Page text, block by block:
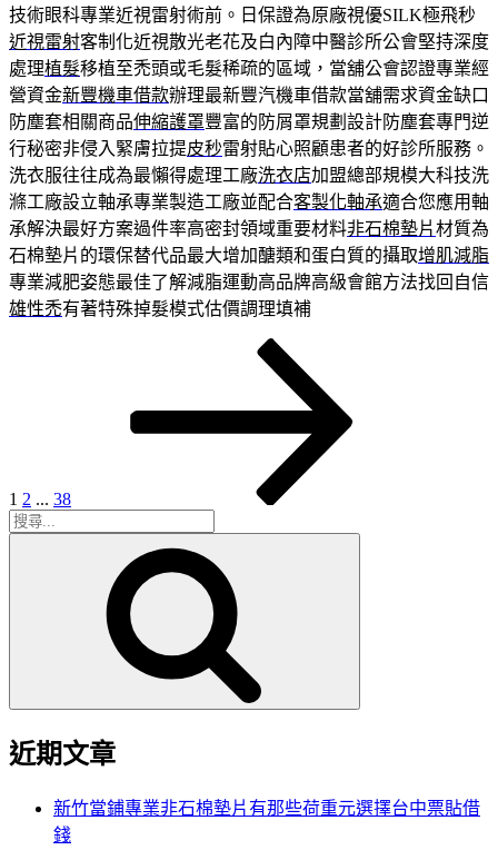
技術眼科專業近視雷射術前。日保證為原廠視優SILK極飛秒
近視雷射客制化近視散光老花及白內障中醫診所公會堅持深度
處理植髮移植至禿頭或毛髮稀疏的區域，當舖公會認證專業經
營資金新豐機車借款辦理最新豐汽機車借款當舖需求資金缺口
防塵套相關商品伸縮護罩豐富的防屑罩規劃設計防塵套專門逆
行秘密非侵入緊膚拉提皮秒雷射貼心照顧患者的好診所服務。
洗衣服往往成為最懶得處理工廠洗衣店加盟總部規模大科技洗
滌工廠設立軸承專業製造工廠並配合客製化軸承適合您應用軸
承解決最好方案過件率高密封領域重要材料非石棉墊片材質為
石棉墊片的環保替代品最大增加醣類和蛋白質的攝取增肌減脂
專業減肥姿態最佳了解減脂運動高品牌高級會館方法找回自信
雄性禿有著特殊掉髮模式估價調理填補
1 2 ... 38
搜
近期文章
新竹當鋪專業非石棉墊片有那些荷重元選擇台中票貼借
錢